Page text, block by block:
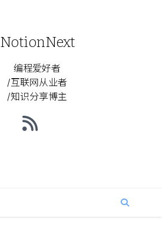
NotionNext
编程爱好者
/互联网从业者
/知识分享博主